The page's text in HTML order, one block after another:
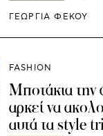
ΓΕΩΡΓΙΑ ΦΕΚΟΥ
FASHION
Μποτάκια την
αρκεί να
αυτά τα style